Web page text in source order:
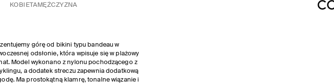
KOBIETA MĘŻCZYZNA
górę od bikini typu bandeau w
odsłonie, która wpisuje się w plażowy
Model wykonano z nylonu pochodzącego z
a dodatek streczu zapewnia dodatkową
Ma prostokątną klamrę, tonalne wiązanie i